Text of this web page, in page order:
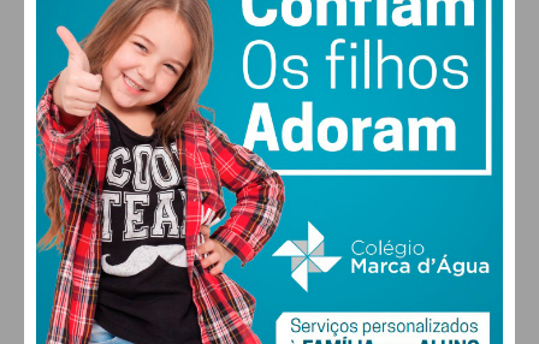
Eu li e concordo com ostermos e
condições
PAÇOS DE FERREIRA
28°
clear sky
vento: 5m/s O
MAX 28 • MIN 27